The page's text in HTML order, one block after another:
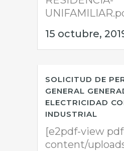
15 octubre,
SOLICITUD DE
GENERAL
ELECTRICIDAD
INDUSTRIAL
[e2pdf-view
content/